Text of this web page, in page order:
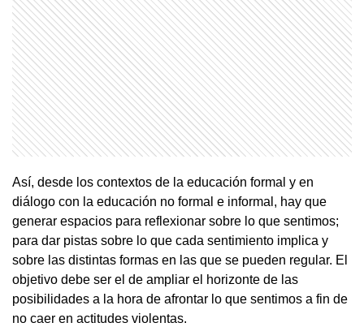
Así, desde los contextos de la educación formal y en
diálogo con la educación no formal e informal, hay que
generar espacios para reflexionar sobre lo que sentimos;
para dar pistas sobre lo que cada sentimiento implica y
sobre las distintas formas en las que se pueden regular. El
objetivo debe ser el de ampliar el horizonte de las
posibilidades a la hora de afrontar lo que sentimos a fin de
no caer en actitudes violentas.